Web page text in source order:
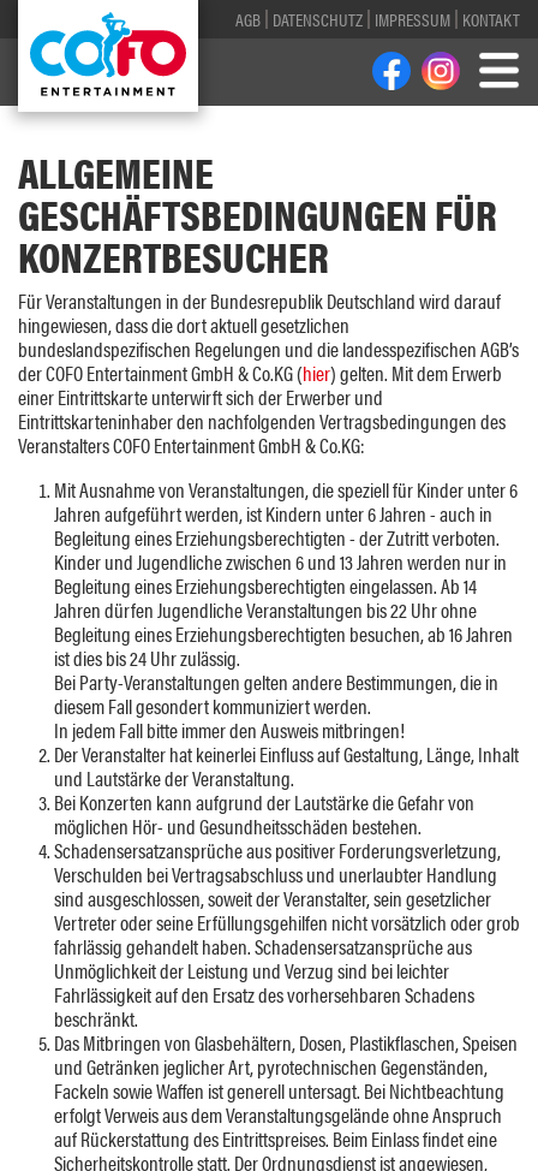
AGB DATENSCHUTZ IMPRESSUM KONTAKT
ALLGEMEINE
GESCHÄFTSBEDINGUNGEN FÜR
KONZERTBESUCHER
Für Veranstaltungen in der Bundesrepublik Deutschland wird darauf
hingewiesen, dass die dort aktuell gesetzlichen
bundeslandspezifischen Regelungen und die landesspezifischen AGB’s
der COFO Entertainment GmbH & Co.KG (hier) gelten. Mit dem Erwerb
einer Eintrittskarte unterwirft sich der Erwerber und
Eintrittskarteninhaber den nachfolgenden Vertragsbedingungen des
Veranstalters COFO Entertainment GmbH & Co.KG:
Mit Ausnahme von Veranstaltungen, die speziell für Kinder unter 6
Jahren aufgeführt werden, ist Kindern unter 6 Jahren - auch in
Begleitung eines Erziehungsberechtigten - der Zutritt verboten.
Kinder und Jugendliche zwischen 6 und 13 Jahren werden nur in
Begleitung eines Erziehungsberechtigten eingelassen. Ab 14
Jahren dürfen Jugendliche Veranstaltungen bis 22 Uhr ohne
Begleitung eines Erziehungsberechtigten besuchen, ab 16 Jahren
ist dies bis 24 Uhr zulässig.
Bei Party-Veranstaltungen gelten andere Bestimmungen, die in
diesem Fall gesondert kommuniziert werden.
In jedem Fall bitte immer den Ausweis mitbringen!
Der Veranstalter hat keinerlei Einfluss auf Gestaltung, Länge, Inhalt
und Lautstärke der Veranstaltung.
Bei Konzerten kann aufgrund der Lautstärke die Gefahr von
möglichen Hör- und Gesundheitsschäden bestehen.
Schadensersatzansprüche aus positiver Forderungsverletzung,
Verschulden bei Vertragsabschluss und unerlaubter Handlung
sind ausgeschlossen, soweit der Veranstalter, sein gesetzlicher
Vertreter oder seine Erfüllungsgehilfen nicht vorsätzlich oder grob
fahrlässig gehandelt haben. Schadensersatzansprüche aus
Unmöglichkeit der Leistung und Verzug sind bei leichter
Fahrlässigkeit auf den Ersatz des vorhersehbaren Schadens
beschränkt.
Das Mitbringen von Glasbehältern, Dosen, Plastikflaschen, Speisen
und Getränken jeglicher Art, pyrotechnischen Gegenständen,
Fackeln sowie Waffen ist generell untersagt. Bei Nichtbeachtung
erfolgt Verweis aus dem Veranstaltungsgelände ohne Anspruch
auf Rückerstattung des Eintrittspreises. Beim Einlass findet eine
Sicherheitskontrolle statt. Der Ordnungsdienst ist angewiesen,